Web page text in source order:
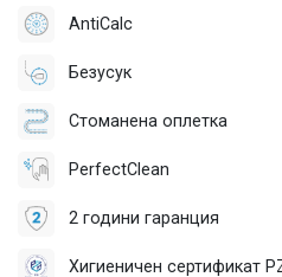
AntiCalc
Безусук
Стоманена оплетка
PerfectClean
2 години гаранция
Хигиеничен сертификат